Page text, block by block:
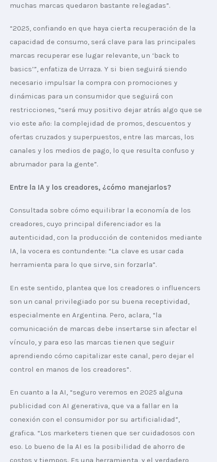
muchas marcas quedaron bastante relegadas”.
“2025, confiando en que haya cierta recuperación de la
capacidad de consumo, será clave para las principales
marcas recuperar ese lugar relevante, un ‘back to
basics’”, enfatiza de Urraza. Y si bien seguirá siendo
necesario impulsar la compra con promociones y
dinámicas para un consumidor que seguirá con
restricciones, “será muy positivo dejar atrás algo que se
vio este año: la complejidad de promos, descuentos y
ofertas cruzados y superpuestos, entre las marcas, los
canales y los medios de pago, lo que resulta confuso y
abrumador para la gente”.
Entre la IA y los creadores, ¿cómo manejarlos?
Consultada sobre cómo equilibrar la economía de los
creadores, cuyo principal diferenciador es la
autenticidad, con la producción de contenidos mediante
IA, la vocera es contundente: “La clave es usar cada
herramienta para lo que sirve, sin forzarla”.
En este sentido, plantea que los creadores o influencers
son un canal privilegiado por su buena receptividad,
especialmente en Argentina. Pero, aclara, “la
comunicación de marcas debe insertarse sin afectar el
vínculo, y para eso las marcas tienen que seguir
aprendiendo cómo capitalizar este canal, pero dejar el
control en manos de los creadores”.
En cuanto a la AI, “seguro veremos en 2025 alguna
publicidad con AI generativa, que va a fallar en la
conexión con el consumidor por su artificialidad”,
grafica. “Los marketers tienen que ser cuidadosos con
eso. Lo bueno de la AI es la posibilidad de ahorro de